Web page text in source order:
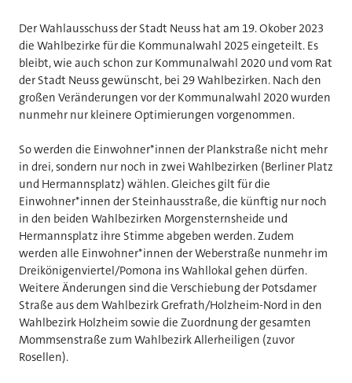
Der Wahlausschuss der Stadt Neuss hat am 19. Okober 2023
die Wahlbezirke für die Kommunalwahl 2025 eingeteilt. Es
bleibt, wie auch schon zur Kommunalwahl 2020 und vom Rat
der Stadt Neuss gewünscht, bei 29 Wahlbezirken. Nach den
großen Veränderungen vor der Kommunalwahl 2020 wurden
nunmehr nur kleinere Optimierungen vorgenommen.
So werden die Einwohner*innen der Plankstraße nicht mehr
in drei, sondern nur noch in zwei Wahlbezirken (Berliner Platz
und Hermannsplatz) wählen. Gleiches gilt für die
Einwohner*innen der Steinhausstraße, die künftig nur noch
in den beiden Wahlbezirken Morgensternsheide und
Hermannsplatz ihre Stimme abgeben werden. Zudem
werden alle Einwohner*innen der Weberstraße nunmehr im
Dreikönigenviertel/Pomona ins Wahllokal gehen dürfen.
Weitere Änderungen sind die Verschiebung der Potsdamer
Straße aus dem Wahlbezirk Grefrath/Holzheim-Nord in den
Wahlbezirk Holzheim sowie die Zuordnung der gesamten
Mommsenstraße zum Wahlbezirk Allerheiligen (zuvor
Rosellen).